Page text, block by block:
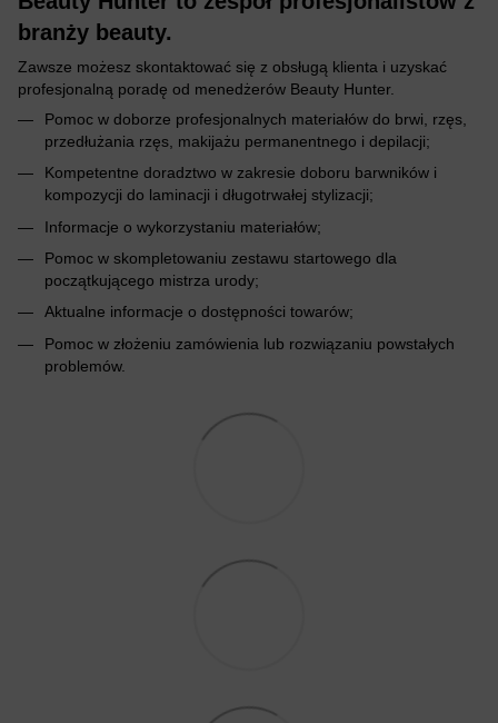
branży beauty.
Zawsze możesz skontaktować się z obsługą klienta i uzyskać
profesjonalną poradę od menedżerów Beauty Hunter.
Pomoc w doborze profesjonalnych materiałów do brwi, rzęs,
przedłużania rzęs, makijażu permanentnego i depilacji;
Kompetentne doradztwo w zakresie doboru barwników i
kompozycji do laminacji i długotrwałej stylizacji;
Informacje o wykorzystaniu materiałów;
Pomoc w skompletowaniu zestawu startowego dla
początkującego mistrza urody;
Aktualne informacje o dostępności towarów;
Pomoc w złożeniu zamówienia lub rozwiązaniu powstałych
problemów.